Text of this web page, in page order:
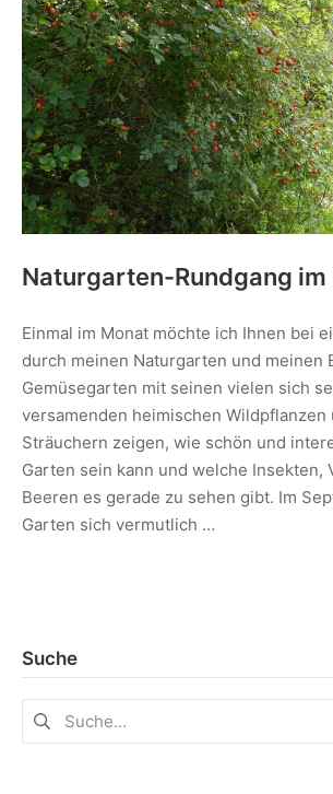
Naturgarten-Rundgang
Einmal im Monat möchte ich Ihnen bei
durch meinen Naturgarten und meinen
Gemüsegarten mit seinen vielen sich
versamenden heimischen Wildpflanzen
Sträuchern zeigen, wie schön und
Garten sein kann und welche Insekten,
Beeren es gerade zu sehen gibt. Im
Garten sich vermutlich …
Suche